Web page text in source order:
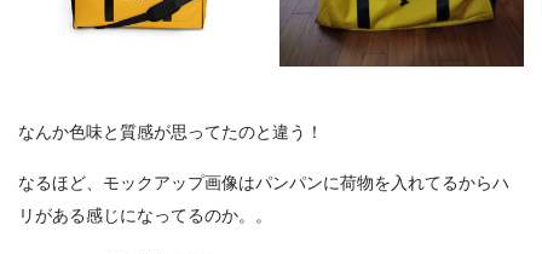
なんか色味と質感が思ってたのと違う！
なるほど、モックアップ画像はパンパンに荷物を入れてるからハ
リがある感じになってるのか。。